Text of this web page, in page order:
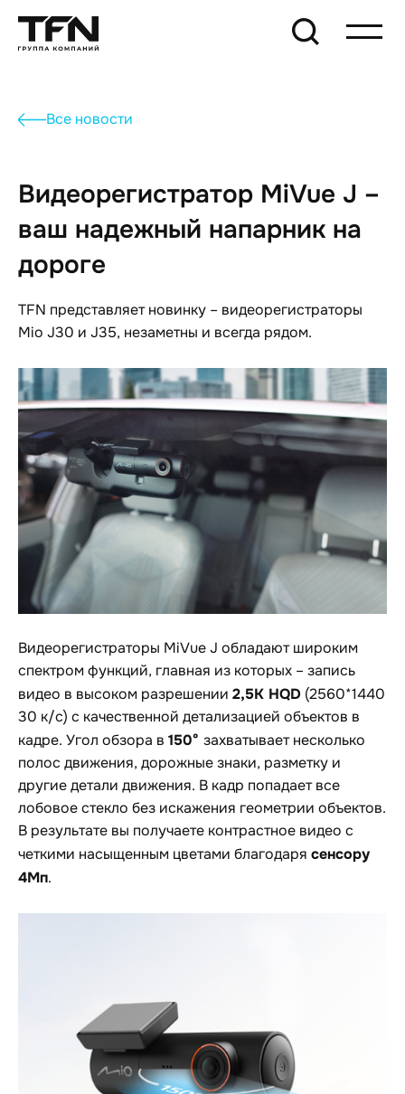
Все новости
Видеорегистратор MiVue J –
ваш надежный напарник на
дороге
TFN представляет новинку – видеорегистраторы
Mio J30 и J35, незаметны и всегда рядом.
Видеорегистраторы MiVue J обладают широким
спектром функций, главная из которых – запись
видео в высоком разрешении 2,5K HQD (2560*1440
30 к/с) с качественной детализацией объектов в
кадре. Угол обзора в 150° захватывает несколько
полос движения, дорожные знаки, разметку и
другие детали движения. В кадр попадает все
лобовое стекло без искажения геометрии объектов.
В результате вы получаете контрастное видео с
четкими насыщенным цветами благодаря сенсору
4Мп.